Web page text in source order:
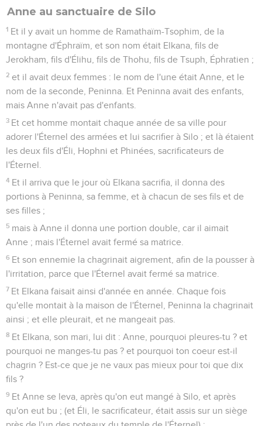
Anne au sanctuaire de Silo
1 Et il y avait un homme de Ramathaïm-Tsophim, de la
montagne d'Éphraïm, et son nom était Elkana, fils de
Jerokham, fils d'Élihu, fils de Thohu, fils de Tsuph, Éphratien ;
2 et il avait deux femmes : le nom de l'une était Anne, et le
nom de la seconde, Peninna. Et Peninna avait des enfants,
mais Anne n'avait pas d'enfants.
3 Et cet homme montait chaque année de sa ville pour
adorer l'Éternel des armées et lui sacrifier à Silo ; et là étaient
les deux fils d'Éli, Hophni et Phinées, sacrificateurs de
l'Éternel.
4 Et il arriva que le jour où Elkana sacrifia, il donna des
portions à Peninna, sa femme, et à chacun de ses fils et de
ses filles ;
5 mais à Anne il donna une portion double, car il aimait
Anne ; mais l'Éternel avait fermé sa matrice.
6 Et son ennemie la chagrinait aigrement, afin de la pousser à
l'irritation, parce que l'Éternel avait fermé sa matrice.
7 Et Elkana faisait ainsi d'année en année. Chaque fois
qu'elle montait à la maison de l'Éternel, Peninna la chagrinait
ainsi ; et elle pleurait, et ne mangeait pas.
8 Et Elkana, son mari, lui dit : Anne, pourquoi pleures-tu ? et
pourquoi ne manges-tu pas ? et pourquoi ton coeur est-il
chagrin ? Est-ce que je ne vaux pas mieux pour toi que dix
fils ?
9 Et Anne se leva, après qu'on eut mangé à Silo, et après
qu'on eut bu ; (et Éli, le sacrificateur, était assis sur un siège